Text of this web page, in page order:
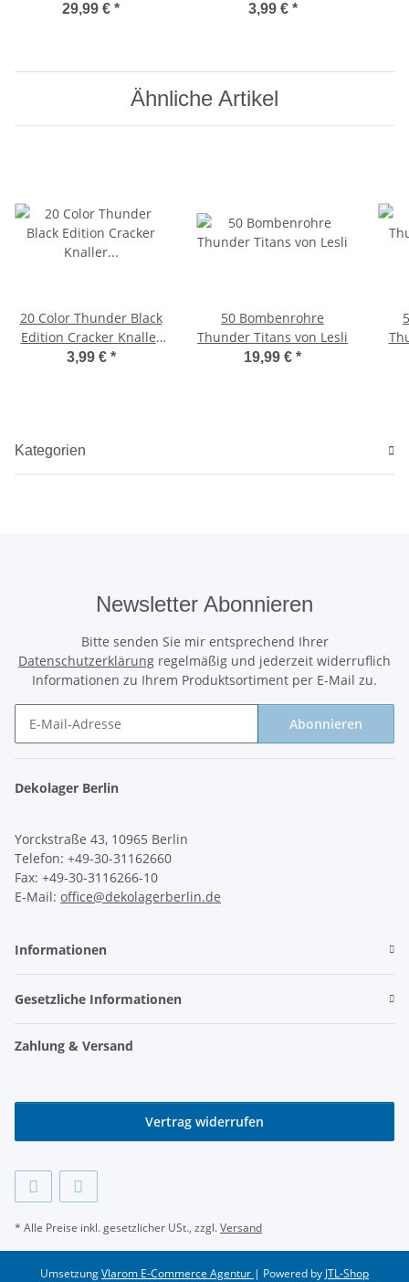
Heuler
29,99 € *
Xplode Feuerwerk
3,99 € *
Ähnliche Artikel
20 Color Thunder Black
Edition Cracker Knaller
Böller von Pyrotrade
3,99 € *
50 Bombenrohre
Thunder Titans von Lesli
19,99 € *
Kategorien
Newsletter Abonnieren
Bitte senden Sie mir entsprechend Ihrer
Datenschutzerklärung regelmäßig und jederzeit widerruflich
Informationen zu Ihrem Produktsortiment per E-Mail zu.
Abonnieren
Dekolager Berlin
Yorckstraße 43, 10965 Berlin
Telefon: +49-30-31162660
Fax: +49-30-3116266-10
E-Mail: office@dekolagerberlin.de
Informationen
Gesetzliche Informationen
Zahlung & Versand
Vertrag widerrufen
* Alle Preise inkl. gesetzlicher USt., zzgl.Versand
UmsetzungVlarom E-Commerce Agentur | Powered by JTL-Shop